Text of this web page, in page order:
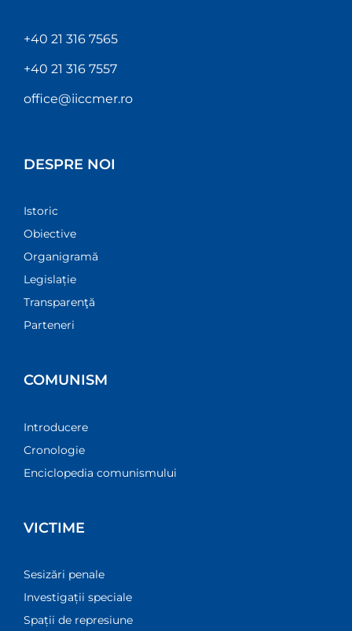
+40 21 316 7565
+40 21 316 7557
office@iiccmer.ro
DESPRE NOI
Istoric
Obiective
Organigramă
Legislație
Transparenţă
Parteneri
COMUNISM
Introducere
Cronologie
Enciclopedia comunismului
VICTIME
Sesizări penale
Investigații speciale
Spații de represiune